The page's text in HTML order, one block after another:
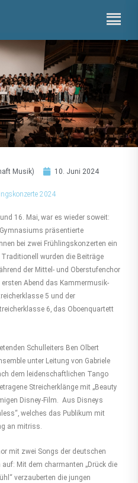
Musik) 10. Juni 2024
2024
16. Mai, war es wieder soweit:
präsentierte
bei zwei Frühlingskonzerten ein
wurden die Beiträge
der Mittel- und Oberstufenchor
Abend das Kammermusik-
5 und der
6, das Oboenquartett
Schulleiters Ben Olbert
unter Leitung von Gabriele
dem leidenschaftlichen Tango
Streicherklänge mit „Beauty
Disney-Film. Aus Disneys
welches das Publikum mit
an mitriss.
mit zwei Songs der deutschen
Mit dem charmanten „Drück die
verzauberten die jungen